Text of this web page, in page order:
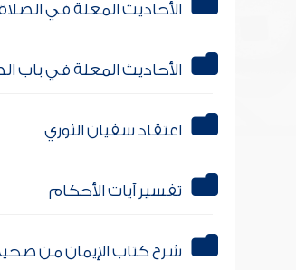
الأحاديث المعلة في
الأحاديث المعلة في باب
اعتقاد سفيان الثوري
تفسير آيات الأحكام
شرح كتاب الإيمان من